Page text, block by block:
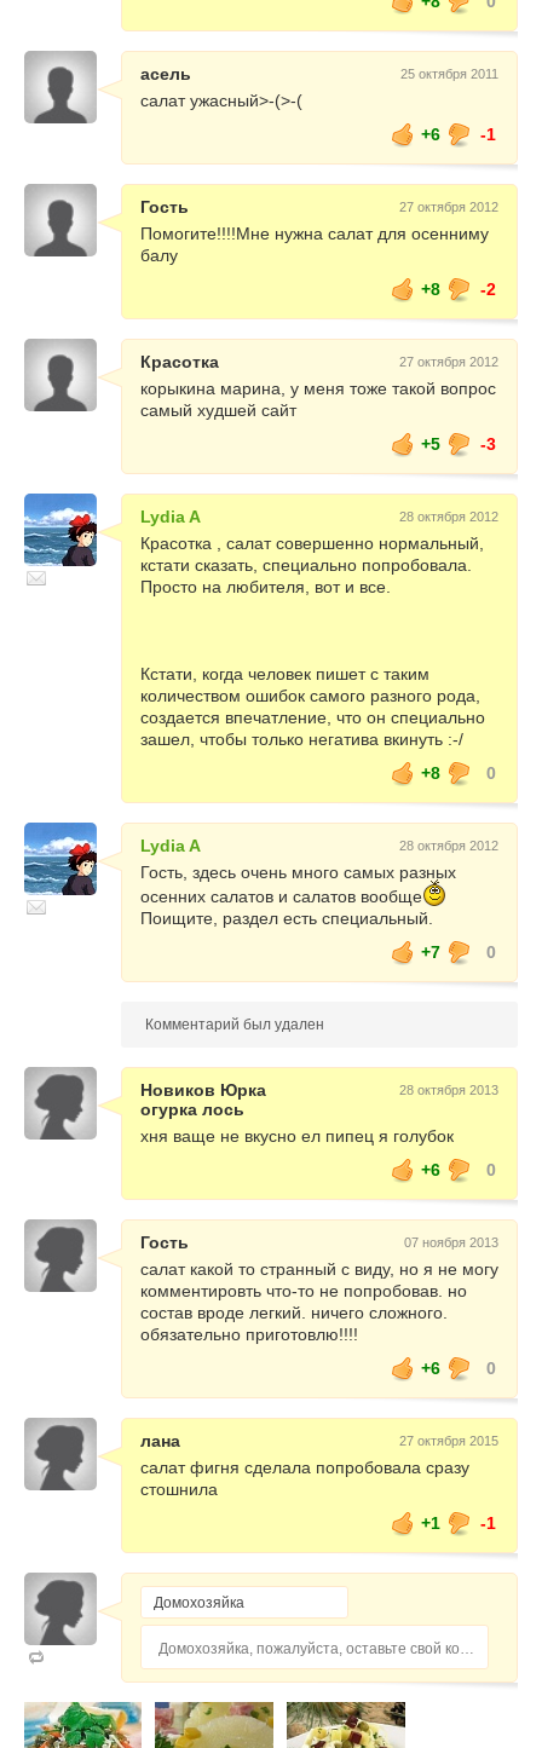
асель 25 октября 2011
салат ужасный>-(>-(
+6
-1
Гость 27 октября 2012
Помогите!!!!Мне нужна салат для осенниму
балу
+8
-2
Красотка 27 октября 2012
корыкина марина, у меня тоже такой вопрос
самый худшей сайт
+5
-3
Lydia A 28 октября 2012
Красотка , салат совершенно нормальный,
кстати сказать, специально попробовала.
Просто на любителя, вот и все.
Кстати, когда человек пишет с таким
количеством ошибок самого разного рода,
создается впечатление, что он специально
зашел, чтобы только негатива вкинуть :-/
+8
0
Lydia A 28 октября 2012
Гость, здесь очень много самых разных
осенних салатов и салатов вообще
Поищите, раздел есть специальный.
+7
0
Комментарий был удален
Новиков Юрка
огурка лось
28 октября 2013
хня ваще не вкусно ел пипец я голубок
+6
0
Гость 07 ноября 2013
салат какой то странный с виду, но я не могу
комментировть что-то не попробовав. но
состав вроде легкий. ничего сложного.
обязательно приготовлю!!!!
+6
0
лана 27 октября 2015
салат фигня сделала попробовала сразу
стошнила
+1
-1
Домохозяйка, пожалуйста, оставьте свой комментарий...